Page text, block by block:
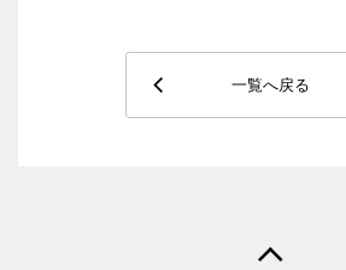
一覧へ戻る